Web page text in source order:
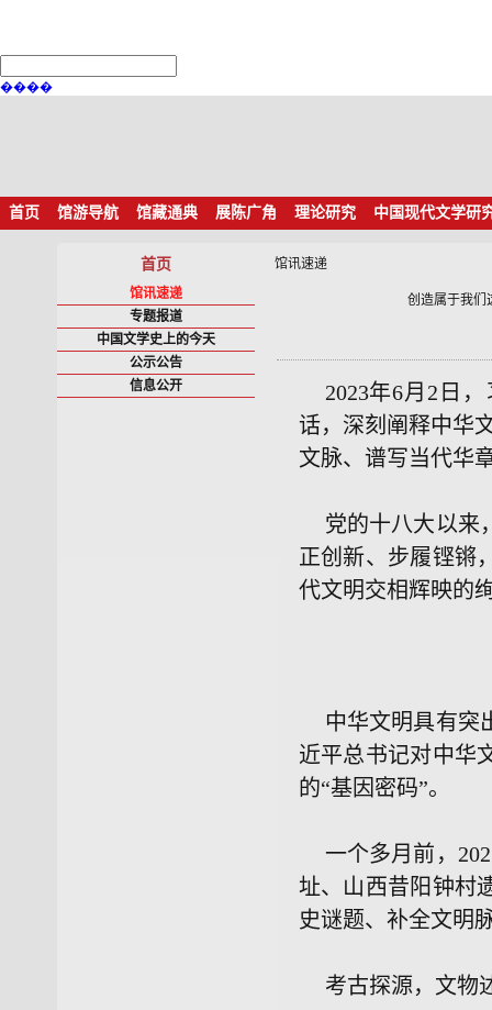
����
首页 馆游导航 馆藏通典 展陈广角 理论研究 中国现代文学研
首页
馆讯速递
馆讯速递
专题报道
中国文学史上的今天
公示公告
信息公开
创造属于我
2023年6月2日
话，深刻阐释中华
文脉、谱写当代华
党的十八大以来
正创新、步履铿锵
代文明交相辉映的
中华文明具有突
近平总书记对中华
的“基因密码”。
一个多月前，
址、山西昔阳钟村
史谜题、补全文明
考古探源，文物